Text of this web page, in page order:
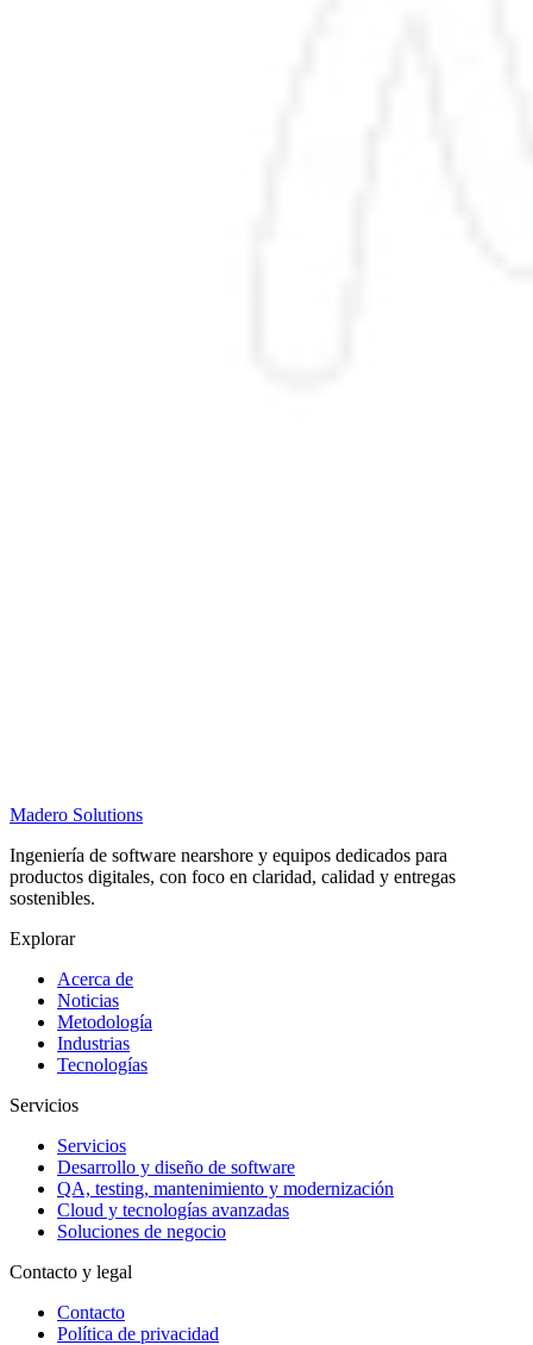
Madero Solutions
Ingeniería de software nearshore y equipos dedicados para
productos digitales, con foco en claridad, calidad y entregas
sostenibles.
Explorar
Acerca de
Noticias
Metodología
Industrias
Tecnologías
Servicios
Servicios
Desarrollo y diseño de software
QA, testing, mantenimiento y modernización
Cloud y tecnologías avanzadas
Soluciones de negocio
Contacto y legal
Contacto
Política de privacidad